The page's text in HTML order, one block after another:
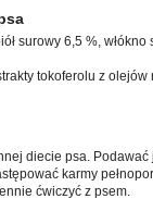
surowy 6,5 %, włókno
tokoferolu z
diecie psa.
karmy
ćwiczyć z psem.